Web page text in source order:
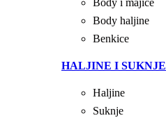
Body i majice
Body haljine
Benkice
HALJINE I SUKNJE
Haljine
Suknje